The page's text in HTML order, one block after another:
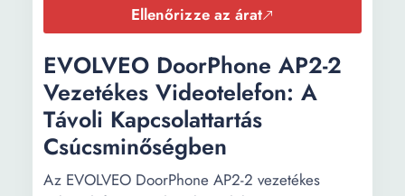
Ellenőrizze az árat
EVOLVEO DoorPhone AP2-2
Vezetékes Videotelefon: A
Távoli Kapcsolattartás
Csúcsminőségben
Az EVOLVEO DoorPhone AP2-2 vezetékes